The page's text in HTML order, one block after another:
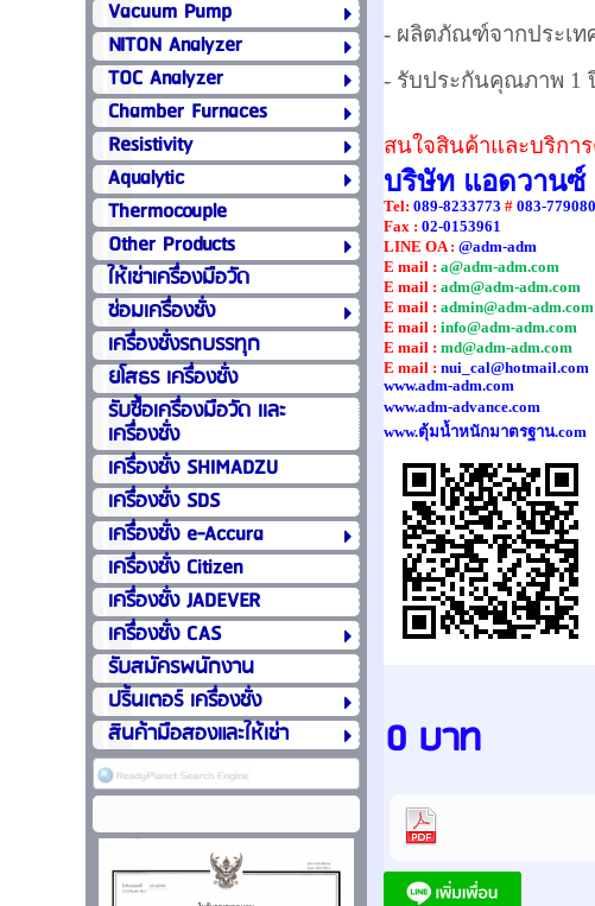
Vacuum Pump
NITON Analyzer
TOC Analyzer
Chamber Furnaces
Resistivity
Aqualytic
Thermocouple
Other Products
ให้เช่าเครื่องมือวัด
ซ่อมเครื่องชั่ง
เครื่องชั่งรถบรรทุก
ยโสธร เครื่องชั่ง
รับซื้อเครื่องมือวัด เเละ
เครื่องชั่ง
เครื่องชั่ง SHIMADZU
เครื่องชั่ง SDS
เครื่องชั่ง e-Accura
เครื่องชั่ง Citizen
เครื่องชั่ง JADEVER
เครื่องชั่ง CAS
รับสมัครพนักงาน
ปริ้นเตอร์ เครื่องชั่ง
สินค้ามือสองและให้เช่า
- ผลิตภัณฑ์จากประเ
- รับประกันคุณภาพ 1
สนใจสินค้าและบริกา
บริษัท แอดวานซ์
Tel: 089-8233773 # 083-
Fax : 02-0153961
LINE OA : @adm-adm
E mail : a@adm-adm.com
E mail : adm@adm-adm.com
E mail : admin@adm-adm.com
E mail : info@adm-adm.com
E mail : md@adm-adm.com
E mail : nui_cal@hotmail.com
www.adm-adm.com
www.adm-advance.com
www.ตุ้มน้ำหนักมาตรฐาน.com
0 บาท